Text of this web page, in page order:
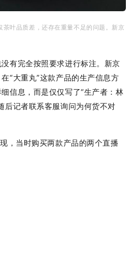
茶叶品质差，还存在重量不足的问题。新京
有完全按照要求进行标注。新京
“大重丸”这款产品的生产信息方
信息，而是仅仅写了“生产者：林
后记者联系客服询问为何货不对
，当时购买两款产品的两个直播